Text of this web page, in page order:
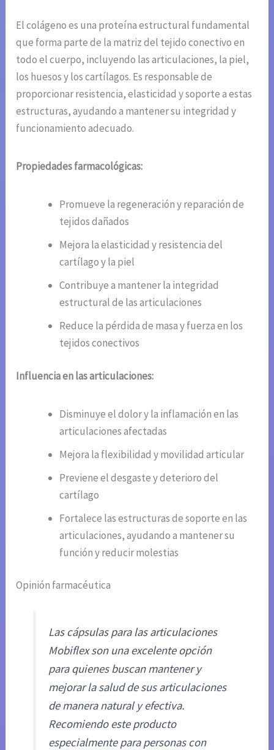
El colágeno es una proteína estructural fundamental
que forma parte de la matriz del tejido conectivo en
todo el cuerpo, incluyendo las articulaciones, la piel,
los huesos y los cartílagos. Es responsable de
proporcionar resistencia, elasticidad y soporte a estas
estructuras, ayudando a mantener su integridad y
funcionamiento adecuado.
Propiedades farmacológicas:
Promueve la regeneración y reparación de
tejidos dañados
Mejora la elasticidad y resistencia del
cartílago y la piel
Contribuye a mantener la integridad
estructural de las articulaciones
Reduce la pérdida de masa y fuerza en los
tejidos conectivos
Influencia en las articulaciones:
Disminuye el dolor y la inflamación en las
articulaciones afectadas
Mejora la flexibilidad y movilidad articular
Previene el desgaste y deterioro del
cartílago
Fortalece las estructuras de soporte en las
articulaciones, ayudando a mantener su
función y reducir molestias
Opinión farmacéutica
Las cápsulas para las articulaciones
Mobiflex son una excelente opción
para quienes buscan mantener y
mejorar la salud de sus articulaciones
de manera natural y efectiva.
Recomiendo este producto
especialmente para personas con